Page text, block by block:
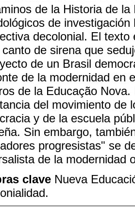
de la Historia de
de
decolonial. El
de sirena que
de un Brasil
de la modernidad en
de la Educação
del movimiento de
y de la escuela
Sin embargo,
progresistas" se
de la modernidad
clave Nueva